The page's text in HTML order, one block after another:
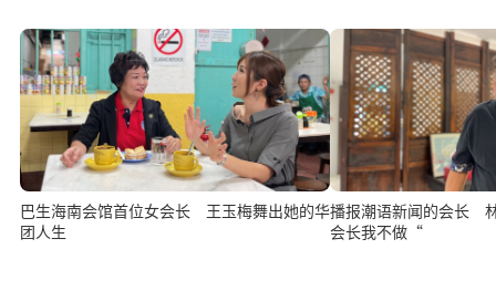
巴生海南会馆首位女会长 王玉梅舞出她的华
团人生
播报潮语新闻的会长
会长我不做“